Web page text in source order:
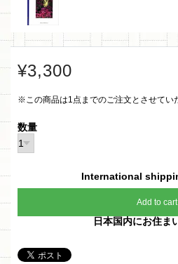
¥3,300
※この商品は1点までのご注文とさせてい
数量
International
Add to cart
日本国内にお住ま